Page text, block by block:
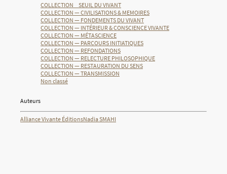
COLLECTION _ SEUIL DU VIVANT
COLLECTION — CIVILISATIONS & MEMOIRES
COLLECTION — FONDEMENTS DU VIVANT
COLLECTION — INTÉRIEUR & CONSCIENCE VIVANTE
COLLECTION — MÉTASCIENCE
COLLECTION — PARCOURS INITIATIQUES
COLLECTION — REFONDATIONS
COLLECTION — RELECTURE PHILOSOPHIQUE
COLLECTION — RESTAURATION DU SENS
COLLECTION — TRANSMISSION
Non classé
Auteurs
Alliance Vivante ÉditionsNadia SMAHI